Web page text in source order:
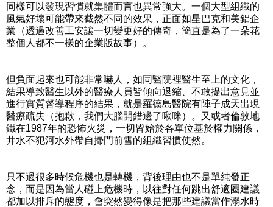
同樣可以發現習慣就集體而言也異常強大。一個大型組織的
風氣好壞可能帶來截然不同的效果，正面如星巴克和美鋁企
業（透過改善工安讓一切變更好的傳奇，簡直是為了一朵花
整個人都不一樣的企業版故事）。
但負面起來也可能非常嚇人，如同醫院裡醫生至上的文化，
結果導致醫生以外的醫療人員皆傾向退縮、不敢提出意見並
進行實質督導程序的結果，就是羅德島醫院有陣子成天出現
醫療疏失（抱歉，我們大腦開錯邊了啾咪）。又或者倫敦地
鐵在1987年的恐怖火災，一切皆始於各單位基於權力關係，
井水不犯河水外帶自掃門前雪的組織習慣使然。
只不過很多時候危機也是轉機，背後理由也不是單純發正
念，而是因為當人碰上危機時，以往對任何跳出舒適圈建議
都加以排斥的態度，會突然變得像是把那些建議當作溺水時